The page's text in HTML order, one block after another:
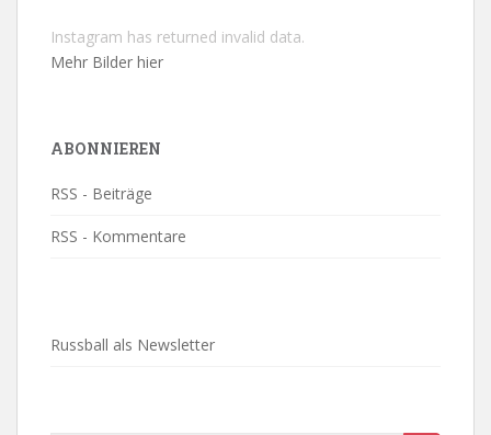
Instagram has returned invalid data.
Mehr Bilder hier
ABONNIEREN
RSS - Beiträge
RSS - Kommentare
Russball als Newsletter